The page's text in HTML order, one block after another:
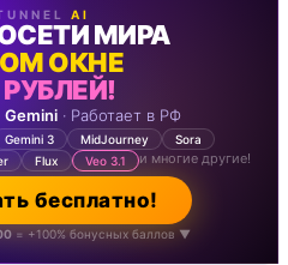
AI
МИРА
ОКНЕ
Gemini · Работает в РФ
Gemini 3 MidJourney
Sora
Flux Veo 3.1 и многие другие!
бесплатно!
= +100% бонусных баллов ▼